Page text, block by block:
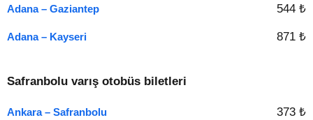
Adana – Gaziantep 544 ₺
Adana – Kayseri 871 ₺
Safranbolu varış otobüs biletleri
Ankara – Safranbolu 373 ₺